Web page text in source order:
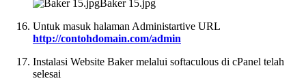
Baker 15.jpg
Untuk masuk halaman Administartive URL
http://contohdomain.com/admin
Instalasi Website Baker melalui softaculous di cPanel telah
selesai